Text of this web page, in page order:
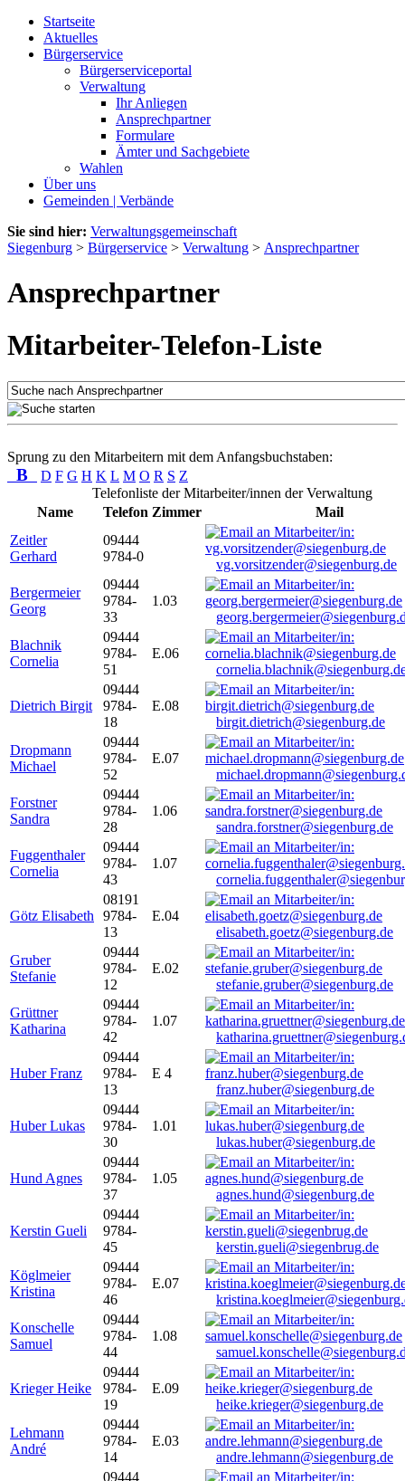
Startseite
Aktuelles
Bürgerservice
Bürgerserviceportal
Verwaltung
Ihr Anliegen
Ansprechpartner
Formulare
Ämter und Sachgebiete
Wahlen
Über uns
Gemeinden | Verbände
Sie sind hier: Verwaltungsgemeinschaft
Siegenburg > Bürgerservice > Verwaltung > Ansprechpartner
Ansprechpartner
Mitarbeiter-Telefon-Liste
Sprung zu den Mitarbeitern mit dem Anfangsbuchstaben:
B D F G H K L M O R S Z
Telefonliste der Mitarbeiter/innen der Verwaltung
Name
Telefon Zimmer
Mail
Zeitler
Gerhard
09444
9784-0
vg.vorsitzender@siegenburg.de
Bergermeier
Georg
09444
9784-
33
1.03
Blachnik
Cornelia
09444
9784-
51
E.06
Dietrich Birgit
09444
9784-
18
E.08
birgit.dietrich@siegenburg.de
Dropmann
Michael
09444
9784-
52
E.07
Forstner
Sandra
09444
9784-
28
1.06
sandra.forstner@siegenburg.de
Fuggenthaler
Cornelia
09444
9784-
43
1.07
Götz Elisabeth
08191
9784-
13
E.04
elisabeth.goetz@siegenburg.de
Gruber
Stefanie
09444
9784-
12
E.02
stefanie.gruber@siegenburg.de
Grüttner
Katharina
09444
9784-
42
1.07
Huber Franz
09444
9784-
13
E 4
franz.huber@siegenburg.de
Huber Lukas
09444
9784-
30
1.01
lukas.huber@siegenburg.de
Hund Agnes
09444
9784-
37
1.05
agnes.hund@siegenburg.de
Kerstin Gueli
09444
9784-
45
kerstin.gueli@siegenbrug.de
Köglmeier
Kristina
09444
9784-
46
E.07
Konschelle
Samuel
09444
9784-
44
1.08
Krieger Heike
09444
9784-
19
E.09
heike.krieger@siegenburg.de
Lehmann
André
09444
9784-
14
E.03
andre.lehmann@siegenburg.de
09444